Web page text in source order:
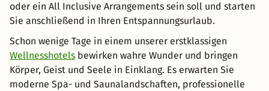
oder ein All Inclusive Arrangements sein soll und starten
Sie anschließend in Ihren Entspannungsurlaub.
Schon wenige Tage in einem unserer erstklassigen
Wellnesshotels bewirken wahre Wunder und bringen
Körper, Geist und Seele in Einklang. Es erwarten Sie
moderne Spa- und Saunalandschaften, professionelle